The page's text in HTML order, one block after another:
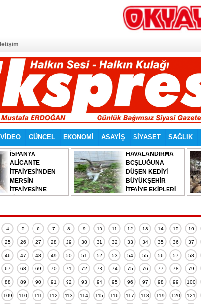
İletişim
VİDEO GÜNCEL EKONOMİ ASAYİŞ SİYASET SAĞLIK
İSPANYA
ALİCANTE
İTFAİYESİ’NDEN
MERSİN
İTFAİYESİ’NE
HAVALANDIRMA
BOŞLUĞUNA
DÜŞEN KEDİYİ
BÜYÜKŞEHİR
İTFAİYE EKİPLERİ
4 5 6 7 8 9 10 11 12 13 14 15 16
25 26 27 28 29 30 31 32 33 34 35 36 37
46 47 48 49 50 51 52 53 54 55 56 57 58
67 68 69 70 71 72 73 74 75 76 77 78 79
88 89 90 91 92 93 94 95 96 97 98 99 100
109 110 111 112 113 114 115 116 117 118 119 120 121